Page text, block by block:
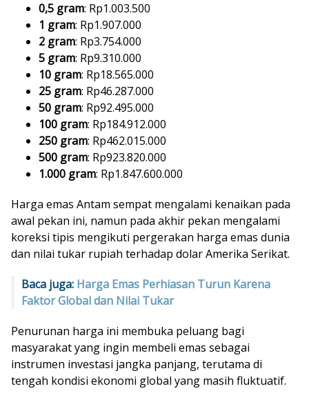
0,5 gram: Rp1.003.500
1 gram: Rp1.907.000
2 gram: Rp3.754.000
5 gram: Rp9.310.000
10 gram: Rp18.565.000
25 gram: Rp46.287.000
50 gram: Rp92.495.000
100 gram: Rp184.912.000
250 gram: Rp462.015.000
500 gram: Rp923.820.000
1.000 gram: Rp1.847.600.000
Harga emas Antam sempat mengalami kenaikan pada
awal pekan ini, namun pada akhir pekan mengalami
koreksi tipis mengikuti pergerakan harga emas dunia
dan nilai tukar rupiah terhadap dolar Amerika Serikat.
Baca juga: Harga Emas Perhiasan Turun Karena
Faktor Global dan Nilai Tukar
Penurunan harga ini membuka peluang bagi
masyarakat yang ingin membeli emas sebagai
instrumen investasi jangka panjang, terutama di
tengah kondisi ekonomi global yang masih fluktuatif.